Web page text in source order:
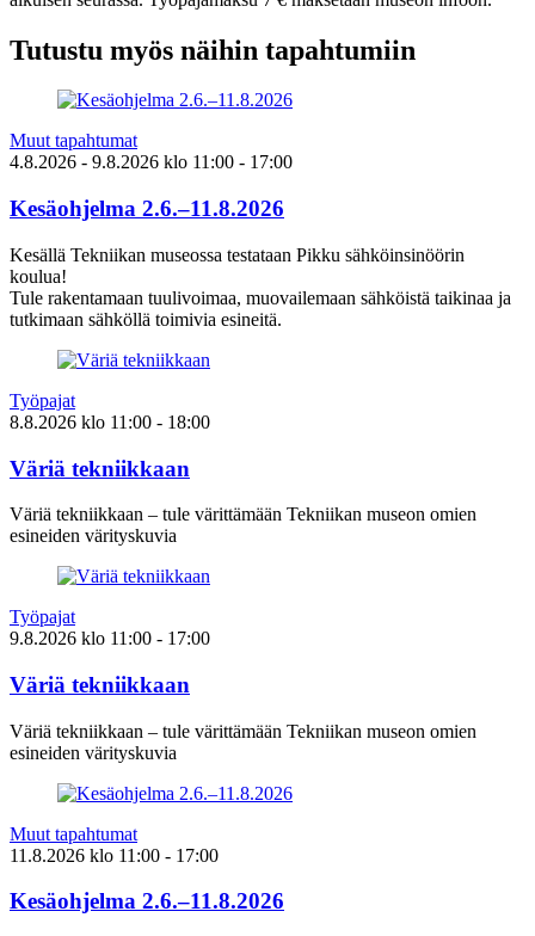
Tutustu myös näihin tapahtumiin
Muut tapahtumat
4.8.2026 - 9.8.2026 klo 11:00 - 17:00
Kesäohjelma 2.6.–11.8.2026
Kesällä Tekniikan museossa testataan Pikku sähköinsinöörin
koulua!
Tule rakentamaan tuulivoimaa, muovailemaan sähköistä taikinaa ja
tutkimaan sähköllä toimivia esineitä.
Työpajat
8.8.2026 klo 11:00 - 18:00
Väriä tekniikkaan
Väriä tekniikkaan – tule värittämään Tekniikan museon omien
esineiden värityskuvia
Työpajat
9.8.2026 klo 11:00 - 17:00
Väriä tekniikkaan
Väriä tekniikkaan – tule värittämään Tekniikan museon omien
esineiden värityskuvia
Muut tapahtumat
11.8.2026 klo 11:00 - 17:00
Kesäohjelma 2.6.–11.8.2026